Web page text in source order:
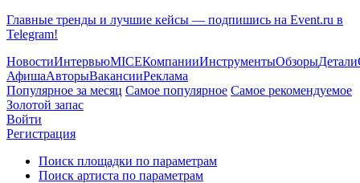
Главные тренды и лучшие кейсы — подпишись на Event.ru в
Telegram!
НовостиИнтервьюMICEКомпанииИнструментыОбзорыДетали
АфишаАвторыВакансииРеклама
Популярное за месяц Самое популярное Самое рекомендуемое
Золотой запас
Войти
Регистрация
Поиск площадки по параметрам
Поиск артиста по параметрам